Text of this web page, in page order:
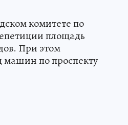
комитете по
площадь
При этом
машин по проспекту